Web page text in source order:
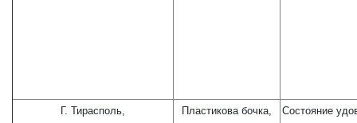
Г. Тирасполь,
Пластикова бочка,
Состояние